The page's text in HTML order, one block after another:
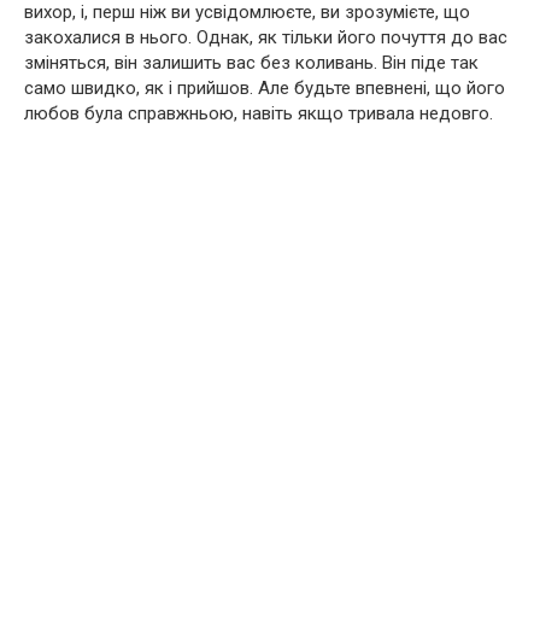
вихор, і, перш ніж ви усвідомлюєте, ви зрозумієте, що
закохалися в нього. Однак, як тільки його почуття до вас
зміняться, він залишить вас без коливань. Він піде так
само швидко, як і прийшов. Але будьте впевнені, що його
любов була справжньою, навіть якщо тривала недовго.